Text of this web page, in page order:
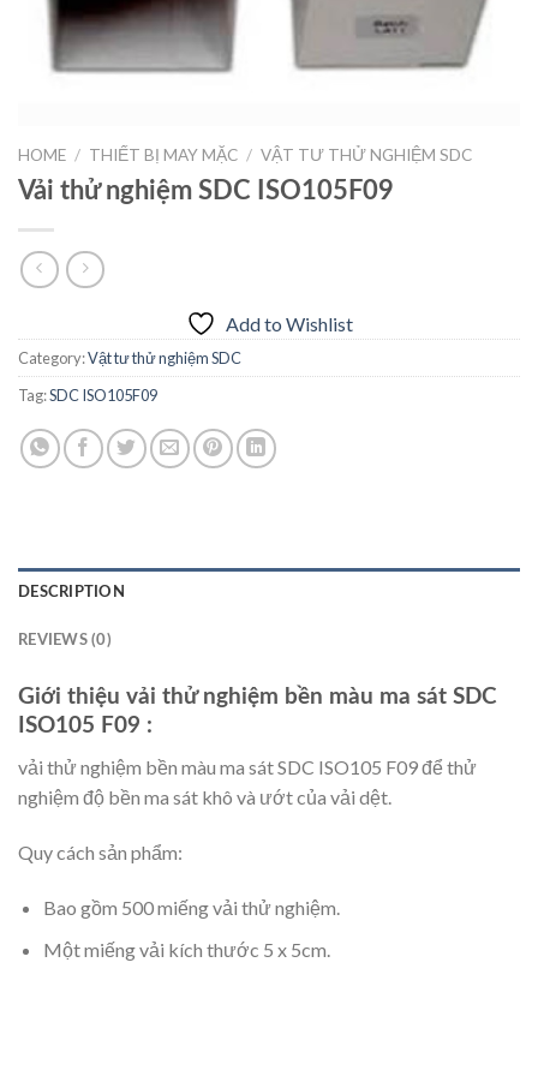
HOME / THIẾT BỊ MAY MẶC / VẬT TƯ THỬ NGHIỆM SDC
Vải thử nghiệm SDC ISO105F09
Add to Wishlist
Category:Vật tư thử nghiệm SDC
Tag:SDC ISO105F09
DESCRIPTION
REVIEWS (0)
Giới thiệu vải thử nghiệm bền màu ma sát SDC
ISO105 F09 :
vải thử nghiệm bền màu ma sát SDC ISO105 F09 để thử
nghiệm độ bền ma sát khô và ướt của vải dệt.
Quy cách sản phẩm:
Bao gồm 500 miếng vải thử nghiệm.
Một miếng vải kích thước 5 x 5cm.